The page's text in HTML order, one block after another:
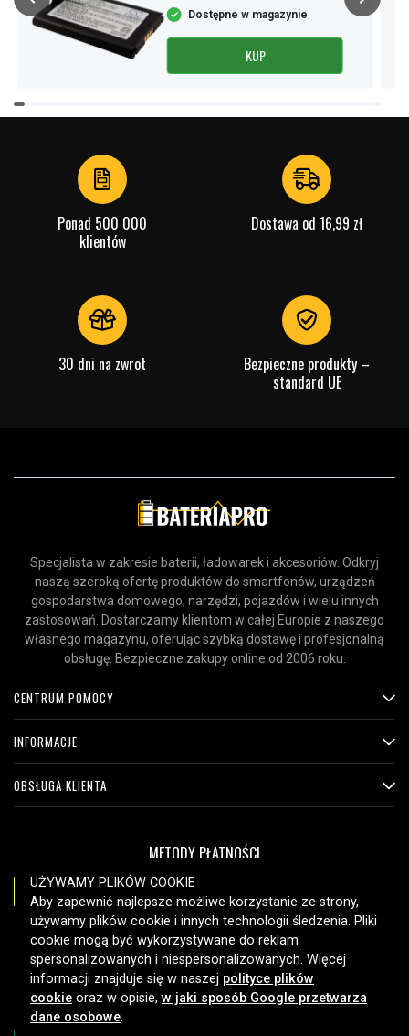
Dostępne w magazynie
KUP
Item
1
Ponad 500 000
klientów
Dostawa od 16,99 zł
30 dni na zwrot
Bezpieczne produkty –
standard UE
Specjalista w zakresie baterii, ładowarek i akcesoriów. Odkryj
naszą szeroką ofertę produktów do smartfonów, urządzeń
gospodarstwa domowego, narzędzi, pojazdów i wielu innych
zastosowań. Dostarczamy klientom w całej Europie z naszego
własnego magazynu, oferując szybką dostawę i profesjonalną
obsługę. Bezpieczne zakupy online od 2006 roku.
CENTRUM POMOCY
INFORMACJE
OBSŁUGA KLIENTA
METODY PŁATNOŚCI
OPCJE DOSTAWY
UŻYWAMY PLIKÓW COOKIE
Aby zapewnić najlepsze możliwe korzystanie ze strony,
używamy plików cookie i innych technologii śledzenia. Pliki
cookie mogą być wykorzystywane do reklam
spersonalizowanych i niespersonalizowanych. Więcej
informacji znajduje się w naszej polityce plików
cookie oraz w opisie, w jaki sposób Google przetwarza
dane osobowe.